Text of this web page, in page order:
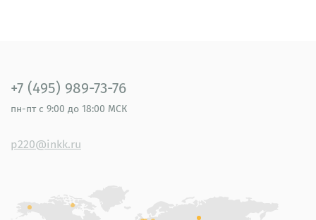
+7 (495) 989-73-76
пн-пт с 9:00 до 18:00 МСК
p220@inkk.ru